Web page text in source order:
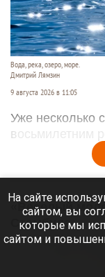
Вода, река, озеро, море.
Дмитрий Лямзин
9 августа 2026 в 11:05
Уже несколько
восьмилетним
«Веселый
Стамбула
На сайте
сайтом, вы
которые мы
сайтом и